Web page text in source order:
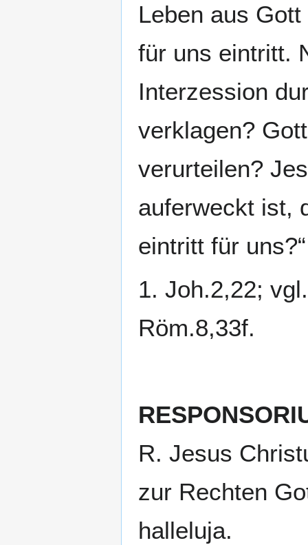
Leben aus
für uns eintritt.
Interzession
verklagen?
verurteilen?
auferweckt ist,
eintritt für
1. Joh.2,22;
Röm.8,33f.
R. Jesus
zur Rechten
halleluja.